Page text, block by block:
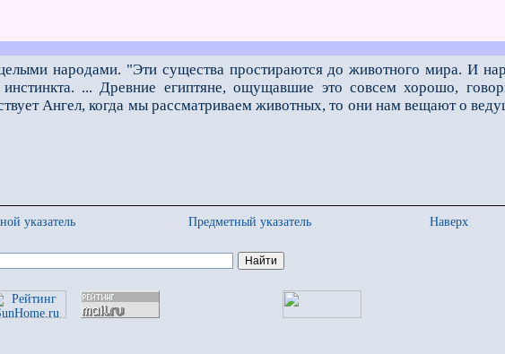
народами. "Эти существа простираются до животного мира. И
инстинкта. ... Древние египтяне, ощущавшие это совсем хорошо,
Ангел, когда мы рассматриваем животных, то они нам вещают о
указатель Предметный указатель
Наверх